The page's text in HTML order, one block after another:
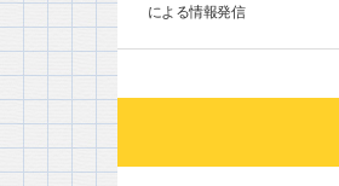
による情報発信